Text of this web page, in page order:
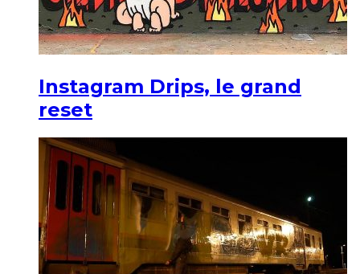
Instagram Drips, le grand
reset